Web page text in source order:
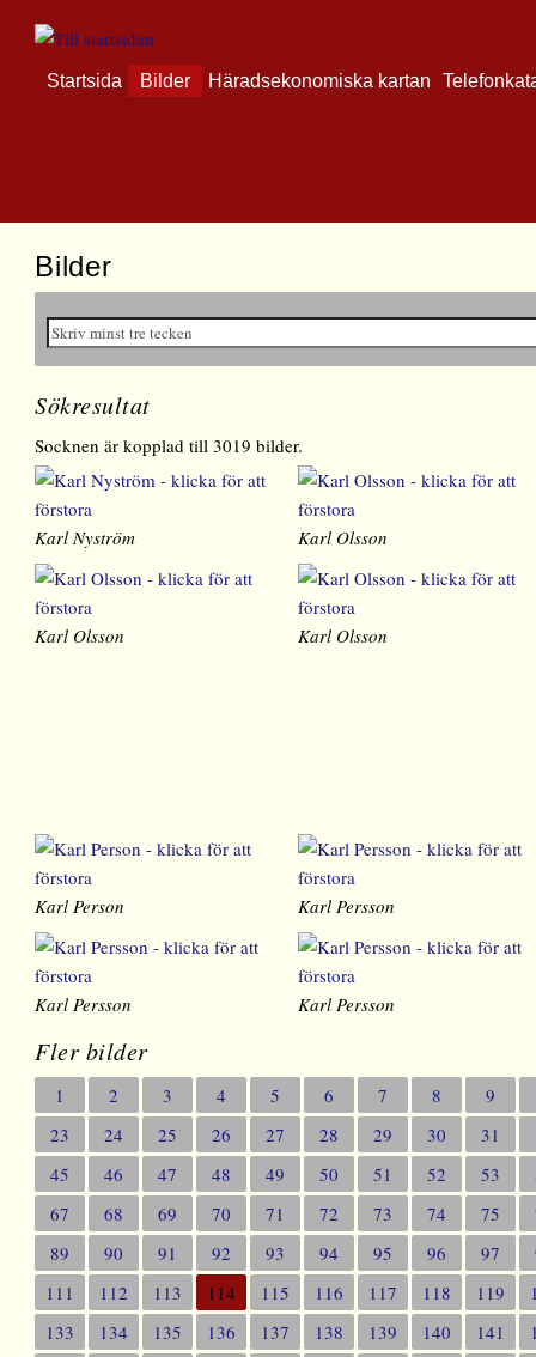
Startsida Bilder Häradsekonomiska kartan
Bilder
Sökresultat
Socknen är kopplad till 3019 bilder.
Karl Nyström Karl Olsson
Karl Olsson Karl Olsson
Karl Person Karl Persson
Karl Persson Karl Persson
Fler bilder
1 2 3 4 5 6 7 8 9
23
24 25 26 27 28 29 30 31
45
46 47 48 49 50 51 52 53
67
68 69 70 71 72 73 74 75
89
90 91 92 93 94 95 96 97
111
112 113 114 115 116 117 118 119
133
134 135 136 137 138 139 140 141